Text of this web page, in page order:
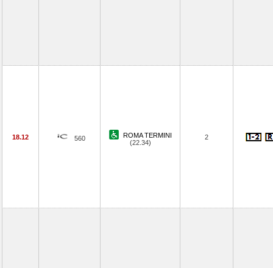
18.12 560
ROMA TERMINI
(22.34)
2